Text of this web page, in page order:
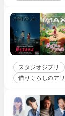
スタジオジブリ
借りぐらしのアリ